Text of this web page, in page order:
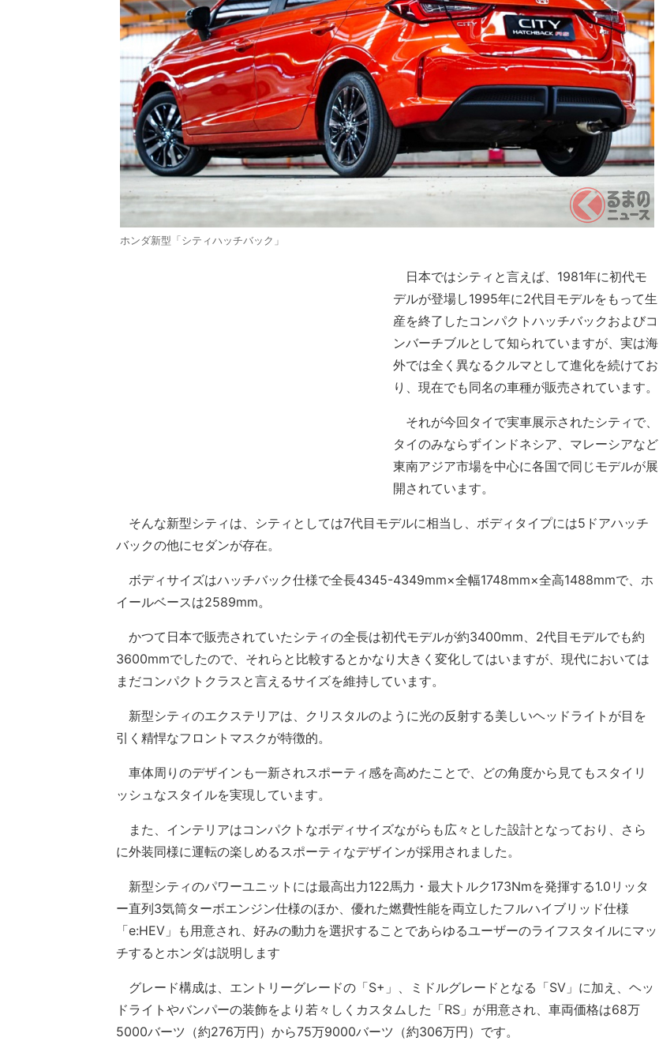
ホンダ新型「シティハッチバック」
日本ではシティと言えば、1981年に初代モ
デルが登場し1995年に2代目モデルをもって生
産を終了したコンパクトハッチバックおよびコ
ンバーチブルとして知られていますが、実は海
外では全く異なるクルマとして進化を続けてお
り、現在でも同名の車種が販売されています。
それが今回タイで実車展示されたシティで、
タイのみならずインドネシア、マレーシアなど
東南アジア市場を中心に各国で同じモデルが展
開されています。
そんな新型シティは、シティとしては7代目モデルに相当し、ボディタイプには5ドアハッチ
バックの他にセダンが存在。
ボディサイズはハッチバック仕様で全長4345-4349mm×全幅1748mm×全高1488mmで、ホ
イールベースは2589mm。
かつて日本で販売されていたシティの全長は初代モデルが約3400mm、2代目モデルでも約
3600mmでしたので、それらと比較するとかなり大きく変化してはいますが、現代においては
まだコンパクトクラスと言えるサイズを維持しています。
新型シティのエクステリアは、クリスタルのように光の反射する美しいヘッドライトが目を
引く精悍なフロントマスクが特徴的。
車体周りのデザインも一新されスポーティ感を高めたことで、どの角度から見てもスタイリ
ッシュなスタイルを実現しています。
また、インテリアはコンパクトなボディサイズながらも広々とした設計となっており、さら
に外装同様に運転の楽しめるスポーティなデザインが採用されました。
新型シティのパワーユニットには最高出力122馬力・最大トルク173Nmを発揮する1.0リッタ
ー直列3気筒ターボエンジン仕様のほか、優れた燃費性能を両立したフルハイブリッド仕様
「e:HEV」も用意され、好みの動力を選択することであらゆるユーザーのライフスタイルにマッ
チするとホンダは説明します
グレード構成は、エントリーグレードの「S+」、ミドルグレードとなる「SV」に加え、ヘッ
ドライトやバンパーの装飾をより若々しくカスタムした「RS」が用意され、車両価格は68万
5000バーツ（約276万円）から75万9000バーツ（約306万円）です。